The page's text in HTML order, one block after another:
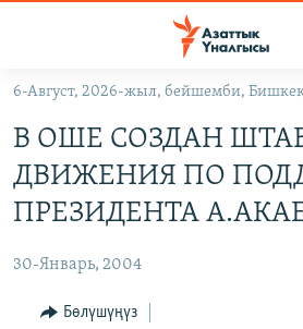
Навигацияга
өтүңүз
салыңыз
ЭКОНОМИКА
МАДАНИЯТ
ДҮЙНӨ
БОРБОР АЗИЯ
АТАЙЫН ИЛИКТӨӨ
ТВ ПРОГРАММАЛАР
6-Август, 2026-жыл, бейшемби,
В ОШЕ СОЗДАН
ДВИЖЕНИЯ ПО
ПРЕЗИДЕНТА
30-Январь, 2004
Бөлүшүңүз